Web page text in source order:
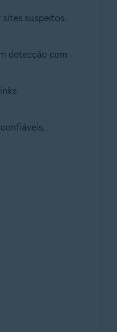
suspeitos.
detecção com